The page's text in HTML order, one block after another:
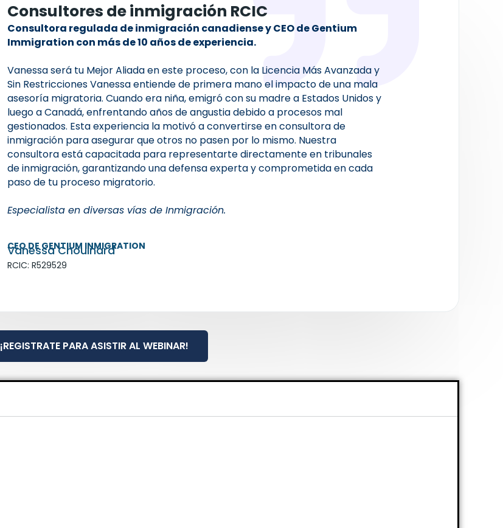
Consultores de inmigración RCIC
Consultora regulada de inmigración canadiense y CEO de Gentium
Immigration con más de 10 años de experiencia.
Vanessa será tu Mejor Aliada en este proceso, con la Licencia Más Avanzada y
Sin Restricciones Vanessa entiende de primera mano el impacto de una mala
asesoría migratoria. Cuando era niña, emigró con su madre a Estados Unidos y
luego a Canadá, enfrentando años de angustia debido a procesos mal
gestionados. Esta experiencia la motivó a convertirse en consultora de
inmigración para asegurar que otros no pasen por lo mismo. Nuestra
consultora está capacitada para representarte directamente en tribunales
de inmigración, garantizando una defensa experta y comprometida en cada
paso de tu proceso migratorio.
Especialista en diversas vías de Inmigración.
CEO DE GENTIUM INMIGRATION
Vanessa Chouinard
RCIC: R529529
¡REGISTRATE PARA ASISTIR AL WEBINAR!